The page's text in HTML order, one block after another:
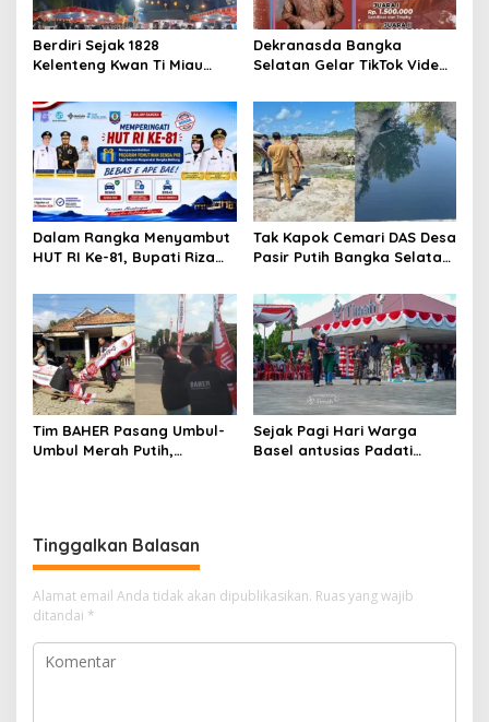
Berdiri Sejak 1828
Kelenteng Kwan Ti Miau
Jadi, Acara Berlangsung
Meriah
Dekranasda Bangka
Selatan Gelar TikTok Video
Dalam Rangka Menyambut
HUT RI Ke-81, Bupati Riza
Manfaatkan Program
Pemutihan Pajak
Kendaraan Bermotor
Tak Kapok Cemari DAS Desa
Pasir Putih Bangka Selatan,
diduga Jadi Biang Keladi
Tim BAHER Pasang Umbul-
Umbul Merah Putih,
Sejak Pagi Hari Warga
Basel antusias Padati
Tinggalkan Balasan
Alamat email Anda tidak akan dipublikasikan. Ruas yang wajib
ditandai *